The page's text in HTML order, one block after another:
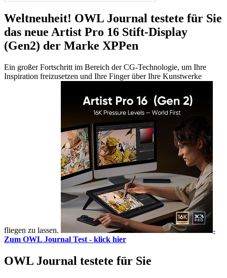
Weltneuheit! OWL Journal testete für Sie
das neue Artist Pro 16 Stift-Display
(Gen2) der Marke XPPen
Ein großer Fortschritt im Bereich der CG-Technologie, um Ihre
Inspiration freizusetzen und Ihre Finger über Ihre Kunstwerke
fliegen zu lassen.
-
Zum OWL Journal Test - klick hier
OWL Journal testete für Sie